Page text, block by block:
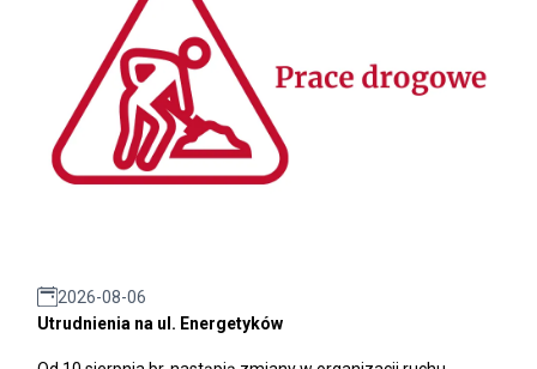
2026-08-06
Utrudnienia na ul. Energetyków